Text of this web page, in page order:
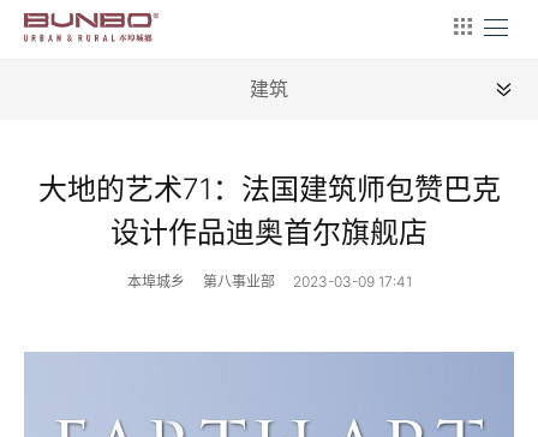
建筑
新闻
地理
产业
大地的艺术71：法国建筑师包赞巴克
设计作品迪奥首尔旗舰店
本埠城乡 第八事业部 2023-03-09 17:41